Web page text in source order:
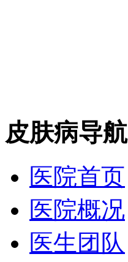
皮肤病导航
医院首页
医院概况
医生团队